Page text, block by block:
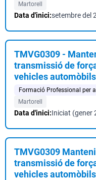
Martorell
Data d'inici:setembre del
TMVG0309 -
transmissió de
vehicles automòbils
Formació Professional per
Martorell
Data d'inici:Iniciat (gener
TMVG0309
transmissió de
vehicles